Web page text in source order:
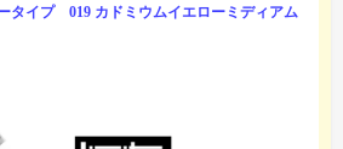
タイプ 019 カドミウムイエローミディアム